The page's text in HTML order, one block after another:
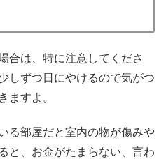
合は、特に注意してくださ
しずつ日にやけるので気がつ
ますよ。
る部屋だと室内の物が傷みや
と、お金がたまらない、言わ